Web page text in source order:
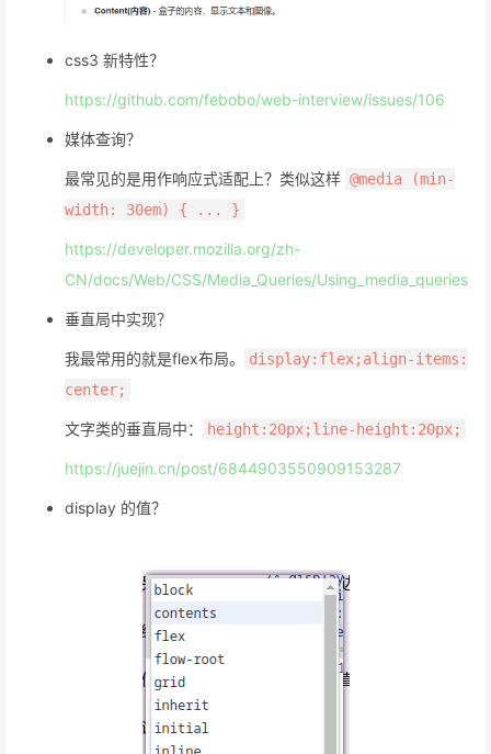
css3 新特性？
https://github.com/febobo/web-interview/issues/106
媒体查询？
最常见的是用作响应式适配上？类似这样 @media (min-
width: 30em) { ... }
https://developer.mozilla.org/zh-
CN/docs/Web/CSS/Media_Queries/Using_media_queries
垂直局中实现？
我最常用的就是flex布局。
display:flex;align-items:
center;
文字类的垂直局中： height:20px;line-height:20px;
https://juejin.cn/post/6844903550909153287
display 的值？